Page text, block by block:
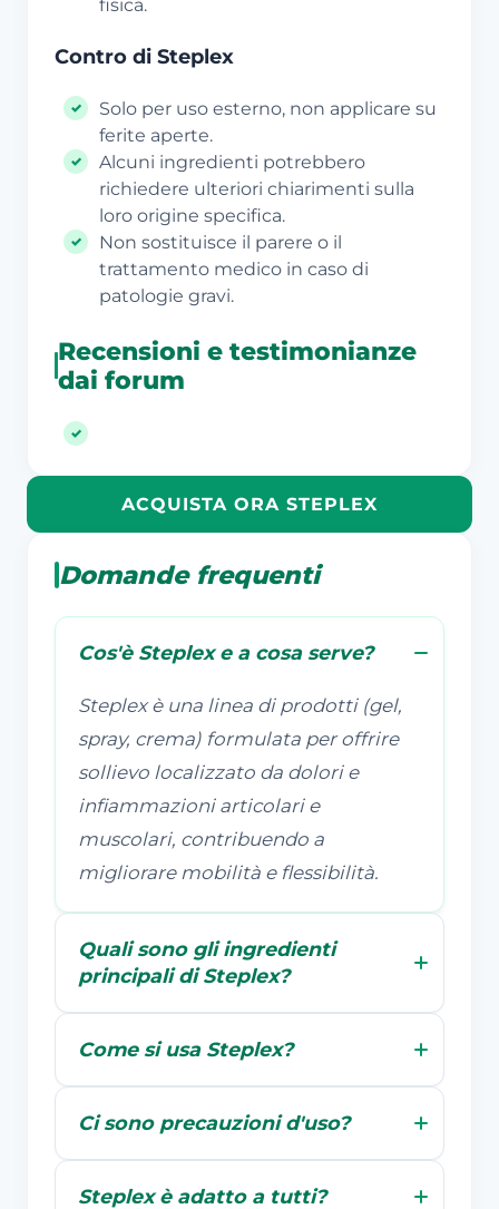
fisica.
Contro di Steplex
Solo per uso esterno, non applicare su
ferite aperte.
Alcuni ingredienti potrebbero
richiedere ulteriori chiarimenti sulla
loro origine specifica.
Non sostituisce il parere o il
trattamento medico in caso di
patologie gravi.
Recensioni e testimonianze
dai forum
ACQUISTA ORA STEPLEX
Domande frequenti
Cos'è Steplex e a cosa serve?
Steplex è una linea di prodotti (gel,
spray, crema) formulata per offrire
sollievo localizzato da dolori e
infiammazioni articolari e
muscolari, contribuendo a
migliorare mobilità e flessibilità.
Quali sono gli ingredienti
principali di Steplex?
Come si usa Steplex?
Ci sono precauzioni d'uso?
Steplex è adatto a tutti?